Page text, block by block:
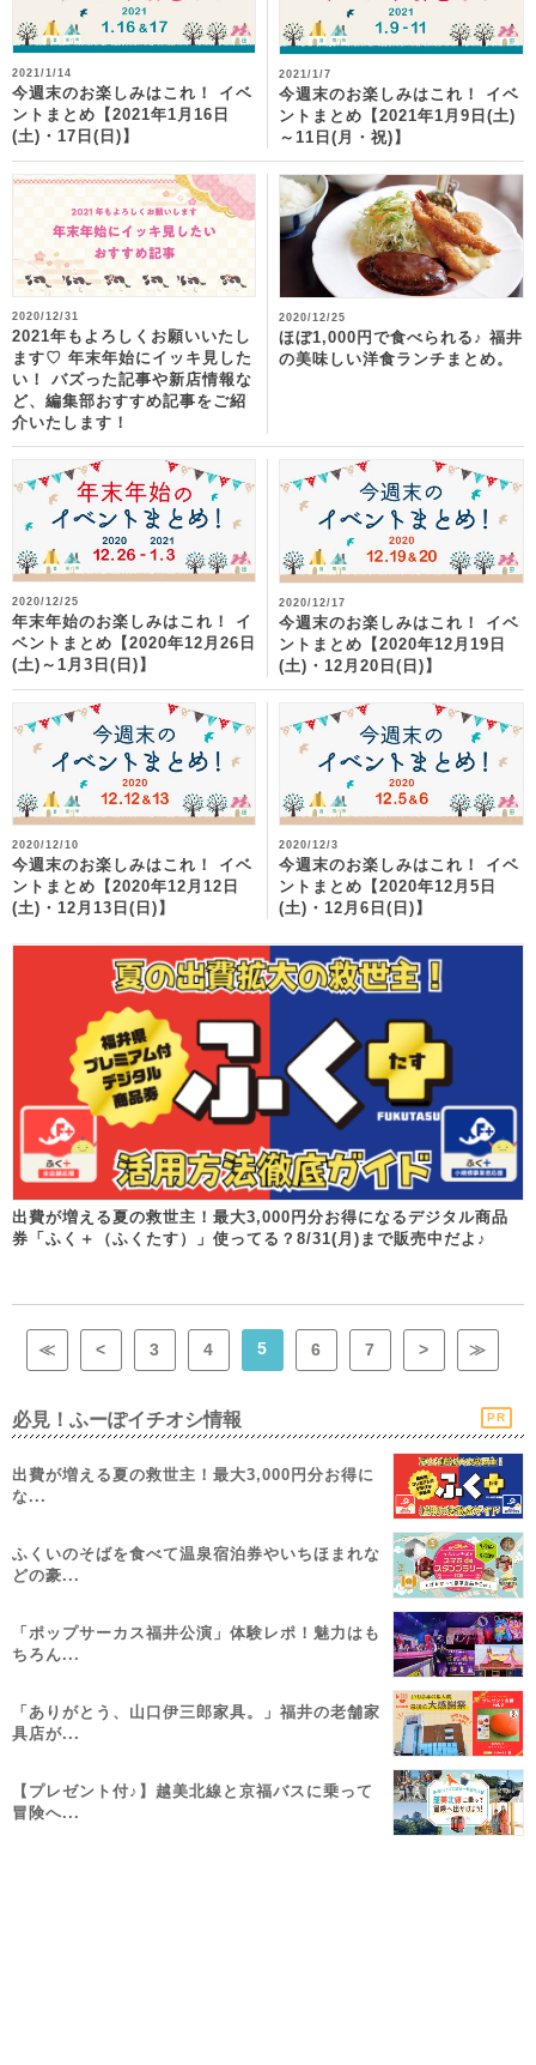
2021/1/14
今週末のお楽しみはこれ！ イベ
ントまとめ【2021年1月16日
(土)・17日(日)】
2021/1/7
今週末のお楽しみはこれ！ イベ
ントまとめ【2021年1月9日(土)
～11日(月・祝)】
2020/12/31
2021年もよろしくお願いいたし
ます♡ 年末年始にイッキ見した
い！ バズった記事や新店情報な
ど、編集部おすすめ記事をご紹
介いたします！
2020/12/25
ほぼ1,000円で食べられる♪ 福井
の美味しい洋食ランチまとめ。
2020/12/25
年末年始のお楽しみはこれ！ イ
ベントまとめ【2020年12月26日
(土)～1月3日(日)】
2020/12/17
今週末のお楽しみはこれ！ イベ
ントまとめ【2020年12月19日
(土)・12月20日(日)】
2020/12/10
今週末のお楽しみはこれ！ イベ
ントまとめ【2020年12月12日
(土)・12月13日(日)】
2020/12/3
今週末のお楽しみはこれ！ イベ
ントまとめ【2020年12月5日
(土)・12月6日(日)】
出費が増える夏の救世主！最大3,000円分お得になるデジタル商品
券「ふく＋（ふくたす）」使ってる？8/31(月)まで販売中だよ♪
≪ < 3 4 5 6 7 > ≫
必見！ふーぽイチオシ情報 PR
出費が増える夏の救世主！最大3,000円分お得に
な...
ふくいのそばを食べて温泉宿泊券やいちほまれな
どの豪...
「ポップサーカス福井公演」体験レポ！魅力はも
ちろん...
「ありがとう、山口伊三郎家具。」福井の老舗家
具店が...
【プレゼント付♪】越美北線と京福バスに乗って
冒険へ...